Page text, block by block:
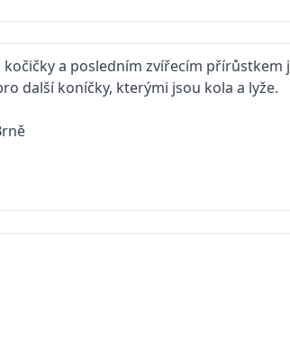
a posledním zvířecím
další koníčky, kterými jsou kola a lyže.